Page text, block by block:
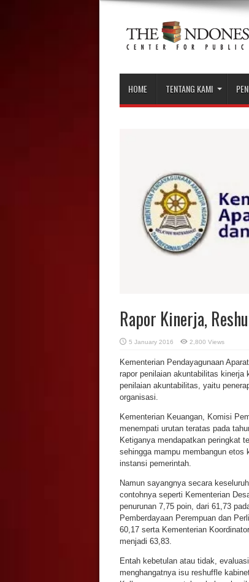
HOME TENTANG KAMI
Rapor Kinerja,
5 January 2016 2,800 Views
Kementerian Pendayagunaan
rapor penilaian akuntabilitas kinerja
penilaian akuntabilitas, yaitu
organisasi.
Kementerian Keuangan, Komisi
menempati urutan teratas pada
Ketiganya mendapatkan peringkat
sehingga mampu membangun
instansi pemerintah.
Namun sayangnya secara
contohnya seperti Kementerian
penurunan 7,75 poin, dari 61,73
Pemberdayaan Perempuan dan
60,17 serta Kementerian
menjadi 63,83.
Entah kebetulan atau tidak,
menghangatnya isu reshuffle